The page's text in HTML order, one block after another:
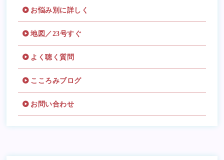
お悩み別に詳しく
地図／23号すぐ
よく聴く質問
こころみブログ
お問い合わせ